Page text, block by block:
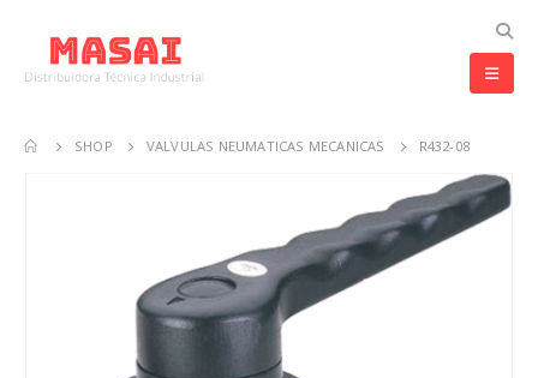
SHOP VALVULAS NEUMATICAS MECANICAS R432-08